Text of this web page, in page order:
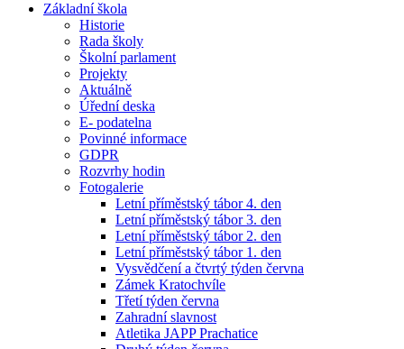
Základní škola
Historie
Rada školy
Školní parlament
Projekty
Aktuálně
Úřední deska
E- podatelna
Povinné informace
GDPR
Rozvrhy hodin
Fotogalerie
Letní příměstský tábor 4. den
Letní příměstský tábor 3. den
Letní příměstský tábor 2. den
Letní příměstský tábor 1. den
Vysvědčení a čtvrtý týden června
Zámek Kratochvíle
Třetí týden června
Zahradní slavnost
Atletika JAPP Prachatice